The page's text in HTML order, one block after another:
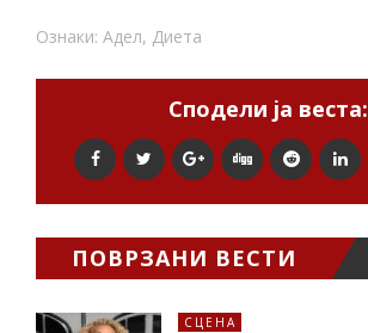
Ознаки: Адел, Диета
Сподели ја веста:
ПОВРЗАНИ ВЕСТИ
СЦЕНА